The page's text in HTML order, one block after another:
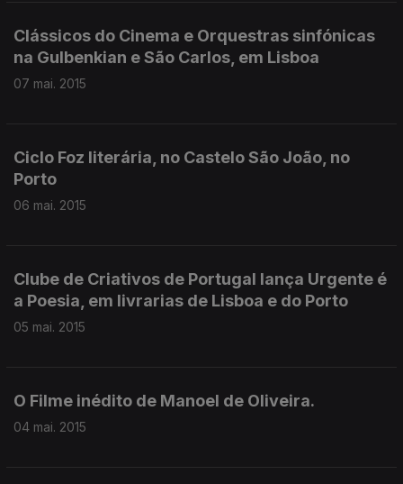
Clássicos do Cinema e Orquestras sinfónicas
na Gulbenkian e São Carlos, em Lisboa
07 mai. 2015
Ciclo Foz literária, no Castelo São João, no
Porto
06 mai. 2015
Clube de Criativos de Portugal lança Urgente é
a Poesia, em livrarias de Lisboa e do Porto
05 mai. 2015
O Filme inédito de Manoel de Oliveira.
04 mai. 2015